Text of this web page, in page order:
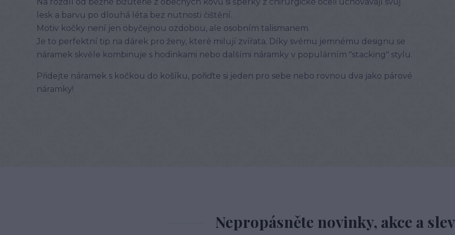
lesk a barvu po dlouhá léta bez nutnosti čištění.
Motiv kočky není jen obyčejnou ozdobou, ale osobním talismanem.
Je to perfektní tip na dárek pro ženy, které milují zvířata. Díky svému jemnému designu se
náramek skvěle kombinuje s hodinkami nebo dalšími náramky v populárním "stacking" stylu.
Přidejte náramek s kočkou do košíku, pořiďte si jeden pro sebe nebo rovnou dva jako párové
náramky!
Nepropásněte novinky, akce a